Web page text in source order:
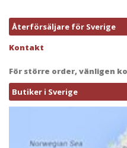
Återförsäljare för Sverige
Kontakt
För större order, vänligen
Butiker i Sverige